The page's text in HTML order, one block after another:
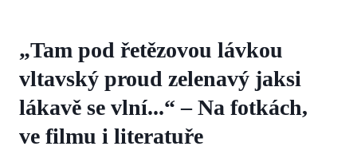
„Tam pod řetězovou lávkou
vltavský proud zelenavý jaksi
lákavě se vlní...“ – Na fotkách,
ve filmu i literatuře